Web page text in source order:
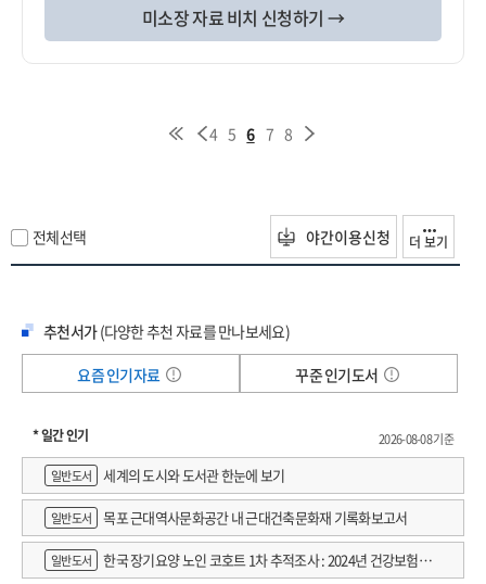
미소장 자료 비치 신청하기 →
4 5 6 7 8
전체선택 야간이용신청 더 보기
추천서가(다양한 추천 자료를 만나보세요)
요즘 인기자료
꾸준 인기도서
* 일간 인기
2026-08-08 기준
일반도서
세계의 도시와 도서관 한눈에 보기
일반도서 목포 근대역사문화공간 내 근대건축문화재 기록화보고서
일반도서
한국 장기요양 노인 코호트 1차 추적조사 : 2024년 건강보험연